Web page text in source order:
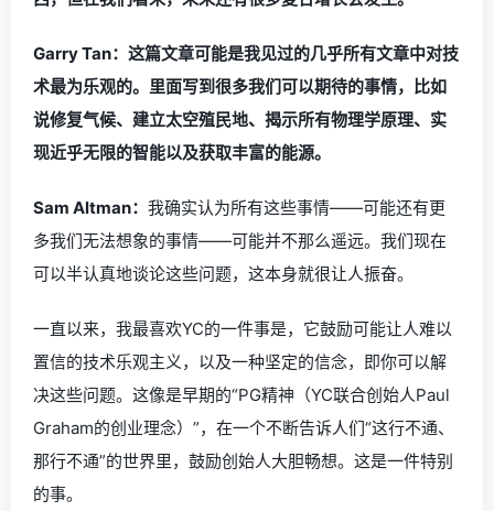
Garry Tan：这篇文章可能是我见过的几乎所有文章中对技
术最为乐观的。里面写到很多我们可以期待的事情，比如
说修复气候、建立太空殖民地、揭示所有物理学原理、实
现近乎无限的智能以及获取丰富的能源。
Sam Altman： 我确实认为所有这些事情——可能还有更
多我们无法想象的事情——可能并不那么遥远。我们现在
可以半认真地谈论这些问题，这本身就很让人振奋。
一直以来，我最喜欢YC的一件事是，它鼓励可能让人难以
置信的技术乐观主义，以及一种坚定的信念，即你可以解
决这些问题。这像是早期的“PG精神（YC联合创始人Paul
Graham的创业理念）”，在一个不断告诉人们“这行不通、
那行不通”的世界里，鼓励创始人大胆畅想。这是一件特别
的事。